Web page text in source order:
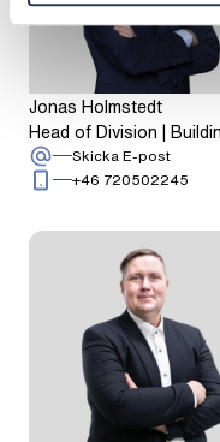
Jonas Holmstedt
Head of Division |
Skicka E-post:
+46 720502245